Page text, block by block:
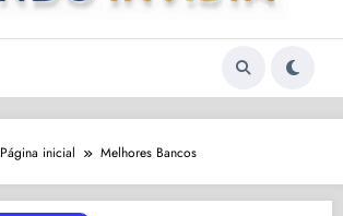
Página inicial Melhores Bancos